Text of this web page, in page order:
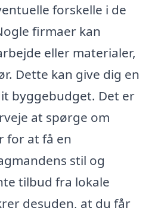
forskelle i de
firmaer kan
eller materialer,
Dette kan give dig en
byggebudget. Det er
at spørge om
for at få en
stil og
tilbud fra lokale
desuden, at du får